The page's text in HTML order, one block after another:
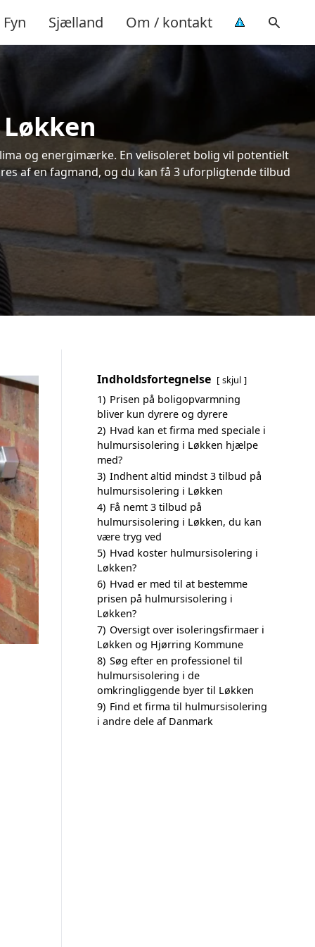
Fyn Sjælland Om / kontakt
og energimærke. En velisoleret bolig vil potentielt
af en fagmand, og du kan få 3 uforpligtende tilbud
Indholdsfortegnelse skjul
1) Prisen på boligopvarmning
bliver kun dyrere og dyrere
2) Hvad kan et firma med speciale i
hulmursisolering i Løkken hjælpe
med?
3) Indhent altid mindst 3 tilbud på
hulmursisolering i Løkken
4) Få nemt 3 tilbud på
hulmursisolering i Løkken, du kan
være tryg ved
5) Hvad koster hulmursisolering i
Løkken?
6) Hvad er med til at bestemme
prisen på hulmursisolering i
Løkken?
7) Oversigt over isoleringsfirmaer i
Løkken og Hjørring Kommune
8) Søg efter en professionel til
hulmursisolering i de
omkringliggende byer til Løkken
9) Find et firma til hulmursisolering
i andre dele af Danmark